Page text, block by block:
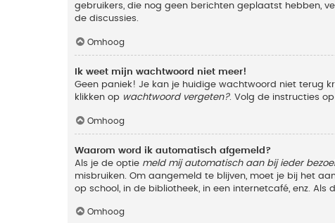
gebruikers, die nog geen berichten geplaatst hebben,
de discussies.
Omhoog
Ik weet mijn wachtwoord niet meer!
Geen paniek! Je kan je huidige wachtwoord niet terug
klikken op wachtwoord vergeten?. Volg de instructies
Omhoog
Waarom word ik automatisch afgemeld?
Als je de optie meld mij automatisch aan bij ieder
misbruiken. Om aangemeld te blijven, moet je bij het
op school, in de bibliotheek, in een internetcafé, enz.
Omhoog